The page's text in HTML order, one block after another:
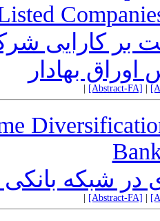
بر کارایی
بهادار
[Abstract-FA]
در شبکه
[Abstract-FA]